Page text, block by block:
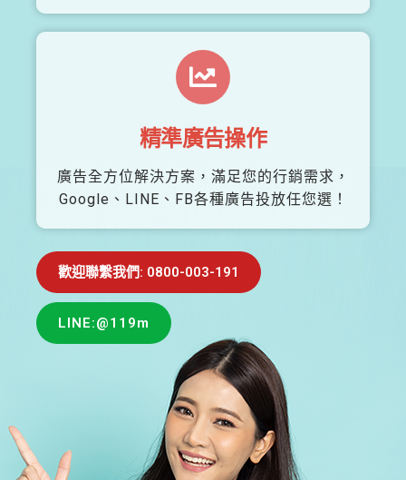
精準廣告操作
廣告全方位解決方案，滿足您的行銷需求，
Google、LINE、FB各種廣告投放任您選！
歡迎聯繫我們: 0800-003-191
LINE:@119m